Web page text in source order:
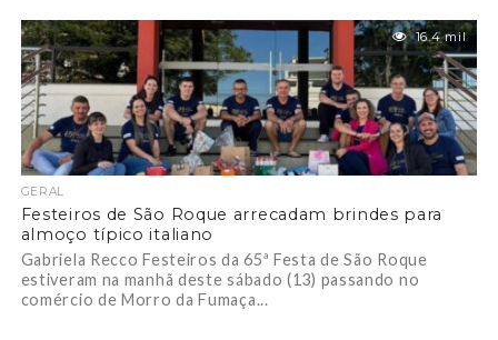
16.4 mil
GERAL
Festeiros de São Roque arrecadam brindes para
almoço típico italiano
Gabriela Recco Festeiros da 65ª Festa de São Roque
estiveram na manhã deste sábado (13) passando no
comércio de Morro da Fumaça...